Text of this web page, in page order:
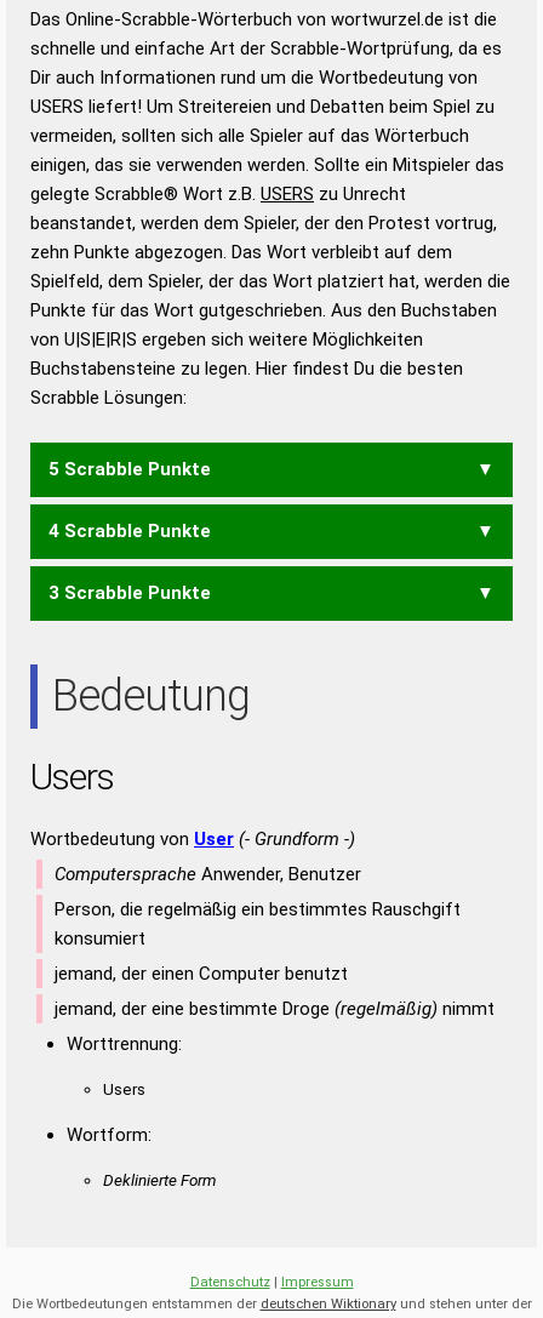
Wortwurzel liefert mit Hilfe eines semantischen
Wortanalyse-Algorithmus gute Anhaltspunkte zu
Wortbedeutung, Worttrennung und Wortform, um die
Gültigkeit eines Wortes für das Scrabble-Spiel zu
bestimmen!
zugelassene Turnier Scrabble-
Wörterbücher sind:
Duden – Standardwerk in 12 Bänden
Duden – Richtiges und gutes
Deutsch
Duden – Die deutsche Grammatik
Duden – Deutsches
Das Online-Scrabble-Wörterbuch von wortwurzel.de ist die
schnelle und einfache Art der Scrabble-Wortprüfung, da es
Dir auch Informationen rund um die Wortbedeutung von
USERS liefert! Um Streitereien und Debatten beim Spiel zu
vermeiden, sollten sich alle Spieler auf das Wörterbuch
einigen, das sie verwenden werden. Sollte ein Mitspieler das
gelegte Scrabble® Wort z.B. USERS zu Unrecht
beanstandet, werden dem Spieler, der den Protest vortrug,
zehn Punkte abgezogen. Das Wort verbleibt auf dem
Spielfeld, dem Spieler, der das Wort platziert hat, werden die
Punkte für das Wort gutgeschrieben. Aus den Buchstaben
von U|S|E|R|S ergeben sich weitere Möglichkeiten
Buchstabensteine zu legen. Hier findest Du die besten
Scrabble Lösungen:
5 Scrabble Punkte
RUSSE
4 Scrabble Punkte
RUSS SURE SUSE URES
3 Scrabble Punkte
Bedeutung
Users
Wortbedeutung von User (- Grundform -)
Computersprache Anwender, Benutzer
Person, die regelmäßig ein bestimmtes Rauschgift
konsumiert
jemand, der einen Computer benutzt
jemand, der eine bestimmte Droge (regelmäßig) nimmt
Worttrennung:
Users
Wortform:
Deklinierte Form
Datenschutz| Impressum
Die Wortbedeutungen entstammen der deutschen Wiktionaryund stehen unter der